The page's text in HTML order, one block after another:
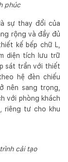
phúc
sự thay đổi của
rộng và đầy đủ
kế bếp chữ L,
diện tích lưu trữ
sát trần với thiết
hệ đèn chiếu
nên sang trọng,
với phòng khách
riêng tư cho khu
cải tạo